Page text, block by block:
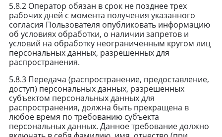
5.8.2 Оператор обязан в срок не позднее трех
рабочих дней с момента получения указанного
согласия Пользователя опубликовать информацию
об условиях обработки, о наличии запретов и
условий на обработку неограниченным кругом лиц
персональных данных, разрешенных для
распространения.
5.8.3 Передача (распространение, предоставление,
доступ) персональных данных, разрешенных
субъектом персональных данных для
распространения, должна быть прекращена в
любое время по требованию субъекта
персональных данных. Данное требование должно